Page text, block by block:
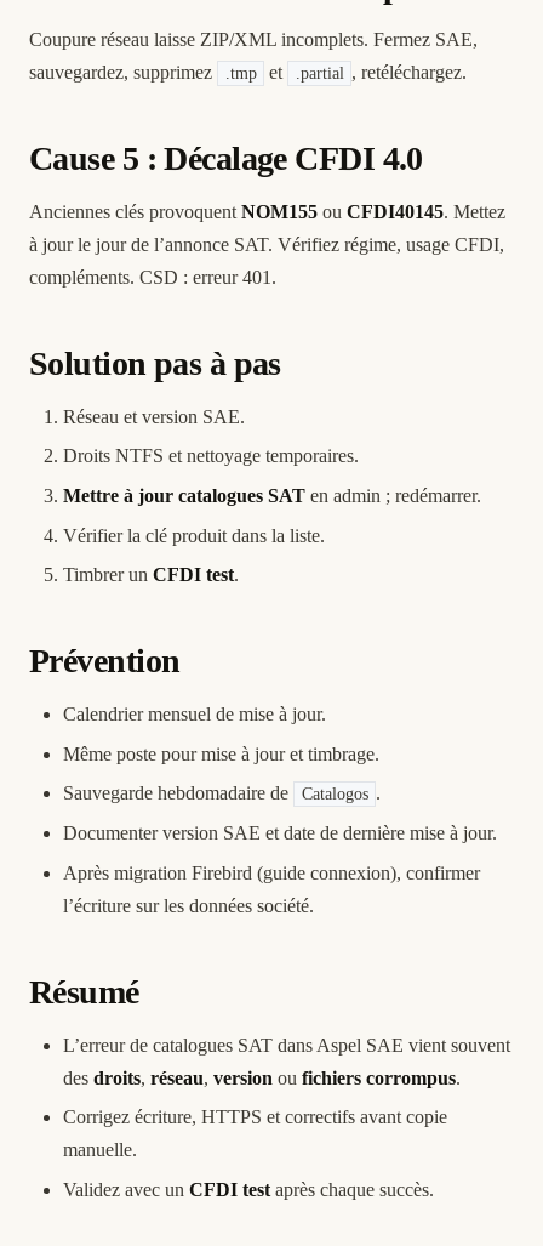
Coupure réseau laisse ZIP/XML incomplets. Fermez SAE,
sauvegardez, supprimez
.tmp et .partial , retéléchargez.
Cause 5 : Décalage CFDI 4.0
Anciennes clés provoquent NOM155 ou CFDI40145. Mettez
à jour le jour de l’annonce SAT. Vérifiez régime, usage CFDI,
compléments. CSD : erreur 401 .
Solution pas à pas
Réseau et version SAE.
Droits NTFS et nettoyage temporaires.
Mettre à jour catalogues SAT en admin ; redémarrer.
Vérifier la clé produit dans la liste.
Timbrer un CFDI test.
Prévention
Calendrier mensuel de mise à jour.
Même poste pour mise à jour et timbrage.
Sauvegarde hebdomadaire de
Catalogos .
Documenter version SAE et date de dernière mise à jour.
Après migration Firebird (guide connexion), confirmer
l’écriture sur les données société.
Résumé
L’erreur de catalogues SAT dans Aspel SAE vient souvent
des droits, réseau, version ou fichiers corrompus.
Corrigez écriture, HTTPS et correctifs avant copie
manuelle.
Validez avec un CFDI test après chaque succès.